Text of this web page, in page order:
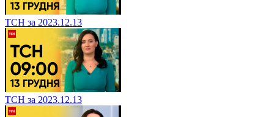
ТСН за 2023.12.13
ТСН за 2023.12.13